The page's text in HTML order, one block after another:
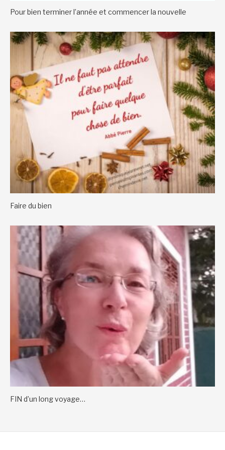
Pour bien terminer l’année et commencer la nouvelle
Faire du bien
FIN d’un long voyage…